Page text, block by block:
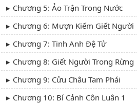
Chương 5: Ảo Trận Trong Nước
Chương 6: Mượn Kiếm Giết Người
Chương 7: Tinh Anh Đệ Tử
Chương 8: Giết Người Trong Rừng
Chương 9: Cửu Châu Tam Phái
Chương 10: Bí Cảnh Côn Luân 1